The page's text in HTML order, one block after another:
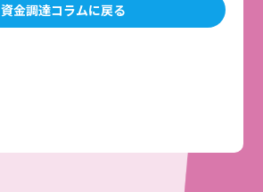
資金調達コラムに戻る